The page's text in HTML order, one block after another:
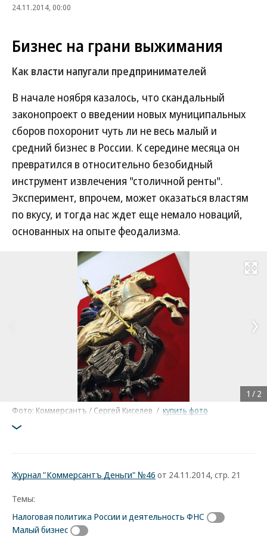
24.11.2014, 00:00
Бизнес на грани выжимания
Как власти напугали предпринимателей
В начале ноября казалось, что скандальный
законопроект о введении новых муниципальных
сборов похоронит чуть ли не весь малый и
средний бизнес в России. К середине месяца он
превратился в относительно безобидный
инструмент извлечения "столичной ренты".
Эксперимент, впрочем, может оказаться властям
по вкусу, и тогда нас ждет еще немало новаций,
основанных на опыте феодализма.
Развернуть
Фото: Коммерсантъ / Сергей Киселев / купить фото
1 / 2
Журнал "Коммерсантъ Деньги" №46 от 24.11.2014, стр. 21
Темы:
Налоговая политика России и деятельность ФНС
Малый бизнес